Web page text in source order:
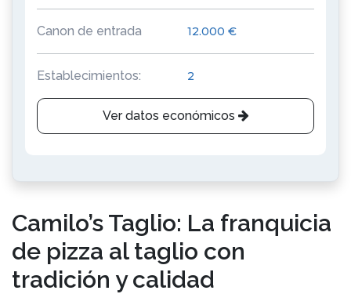
Canon de entrada 12.000 €
Establecimientos: 2
Ver datos económicos
Camilo’s Taglio: La franquicia
de pizza al taglio con
tradición y calidad